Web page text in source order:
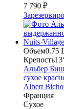
7 790 ₽
Объем0.75
Крепость
Альбер
сухое
Albert
Франция
Сухое